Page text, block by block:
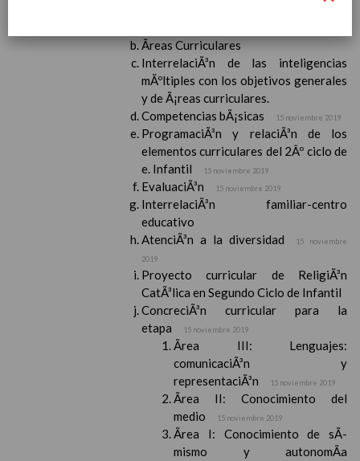
Ãreas Curriculares
InterrelaciÃ³n de las inteligencias
mÃºltiples con los objetivos generales
y de Ã¡reas curriculares.
Competencias bÃ¡sicas
15 noviembre 2019
ProgramaciÃ³n y relaciÃ³n de los
elementos curriculares del 2Âº ciclo de
e. Infantil
15 noviembre 2019
EvaluaciÃ³n 15 noviembre 2019
InterrelaciÃ³n familiar-centro
educativo
AtenciÃ³n a la diversidad
15 noviembre
2019
Proyecto curricular de ReligiÃ³n
CatÃ³lica en Segundo Ciclo de Infantil
ConcreciÃ³n curricular para la
etapa
15 noviembre 2019
Ãrea III: Lenguajes:
comunicaciÃ³n y
representaciÃ³n
15 noviembre 2019
Ãrea II: Conocimiento del
medio
15 noviembre 2019
Ãrea I: Conocimiento de sÃ­
mismo y autonomÃ­a